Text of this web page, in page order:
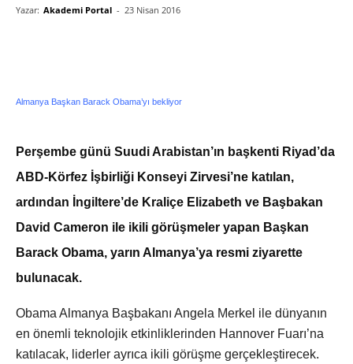
Yazar: Akademi Portal - 23 Nisan 2016
Almanya Başkan Barack Obama’yı bekliyor
Perşembe günü Suudi Arabistan’ın başkenti Riyad’da
ABD-Körfez İşbirliği Konseyi Zirvesi’ne katılan,
ardından İngiltere’de Kraliçe Elizabeth ve Başbakan
David Cameron ile ikili görüşmeler yapan Başkan
Barack Obama, yarın Almanya’ya resmi ziyarette
bulunacak.
Obama Almanya Başbakanı Angela Merkel ile dünyanın
en önemli teknolojik etkinliklerinden Hannover Fuarı’na
katılacak, liderler ayrıca ikili görüşme gerçekleştirecek.